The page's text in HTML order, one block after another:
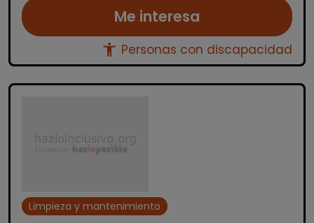
Me interesa
accessibility_new Personas con discapacidad
Limpieza y mantenimiento